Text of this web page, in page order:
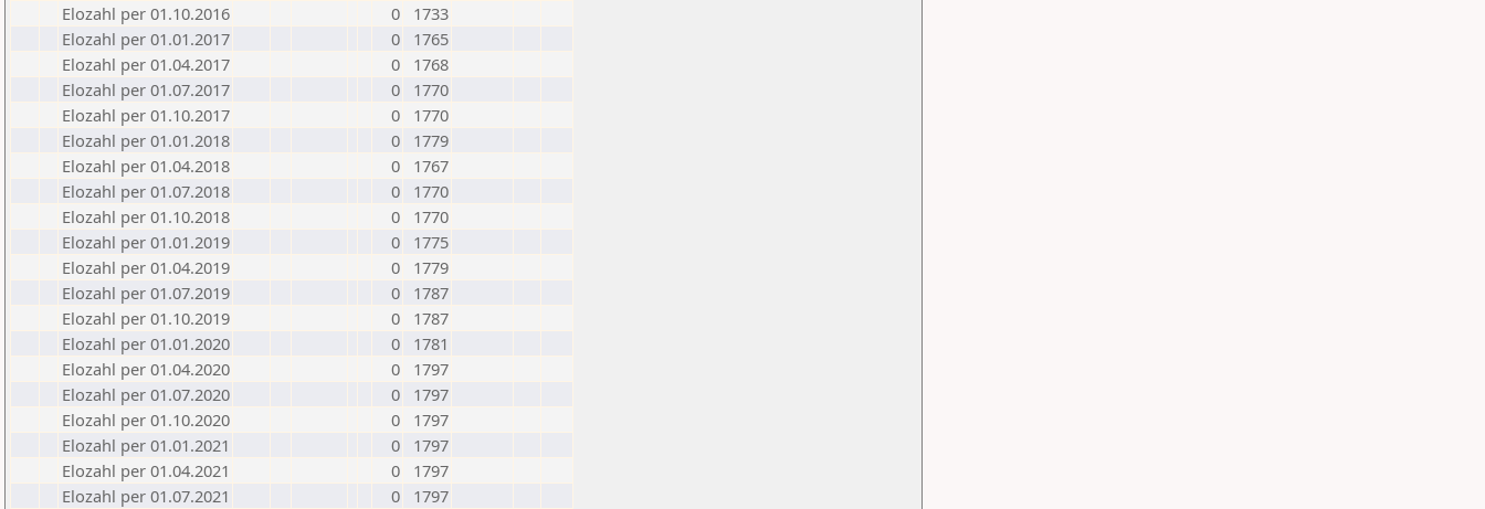
Elozahl per 01.10.2016
0
1733
Elozahl per 01.01.2017
0
1765
Elozahl per 01.04.2017
0
1768
Elozahl per 01.07.2017
0
1770
Elozahl per 01.10.2017
0
1770
Elozahl per 01.01.2018
0
1779
Elozahl per 01.04.2018
0
1767
Elozahl per 01.07.2018
0
1770
Elozahl per 01.10.2018
0
1770
Elozahl per 01.01.2019
0
1775
Elozahl per 01.04.2019
0
1779
Elozahl per 01.07.2019
0
1787
Elozahl per 01.10.2019
0
1787
Elozahl per 01.01.2020
0
1781
Elozahl per 01.04.2020
0
1797
Elozahl per 01.07.2020
0
1797
Elozahl per 01.10.2020
0
1797
Elozahl per 01.01.2021
0
1797
Elozahl per 01.04.2021
0
1797
Elozahl per 01.07.2021
0
1797